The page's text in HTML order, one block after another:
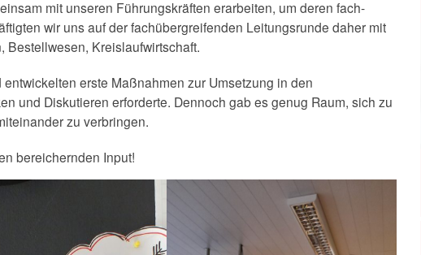
mit unseren Führungskräften erarbeiten, um deren fach-
wir uns auf der fachübergreifenden Leitungsrunde daher mit
Kreislaufwirtschaft.
erste Maßnahmen zur Umsetzung in den
und Diskutieren erforderte. Dennoch gab es genug Raum, sich zu
zu verbringen.
bereichernden Input!